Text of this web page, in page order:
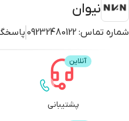
نیوان
شماره تماس: 09232480122
پشتیبانی